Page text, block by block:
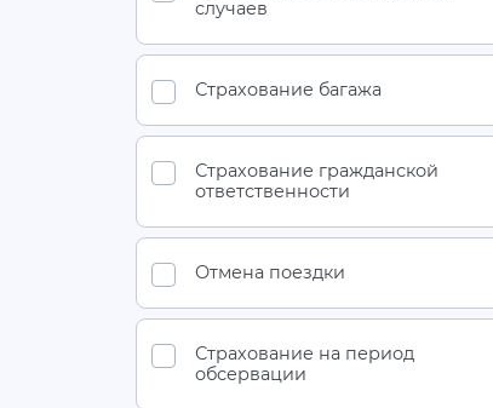
случаев
Страхование багажа
Страхование гражданской
ответственности
Отмена поездки
Страхование на период
обсервации